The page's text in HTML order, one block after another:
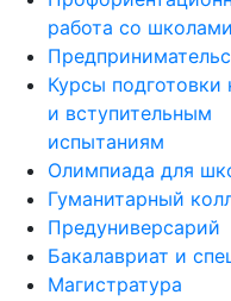
работа со школами
Курсы подготовки
и вступительным
испытаниям
Олимпиада для
Гуманитарный
Предуниверсарий
Бакалавриат и
Магистратура